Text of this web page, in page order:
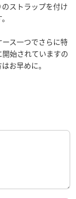
ストラップを付け
ス一つでさらに特
始されていますの
お早めに。